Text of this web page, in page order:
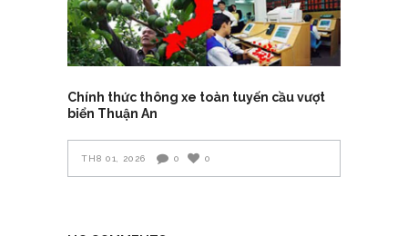
Chính thức thông xe toàn tuyến cầu vượt
biển Thuận An
TH8 01, 2026 0 0